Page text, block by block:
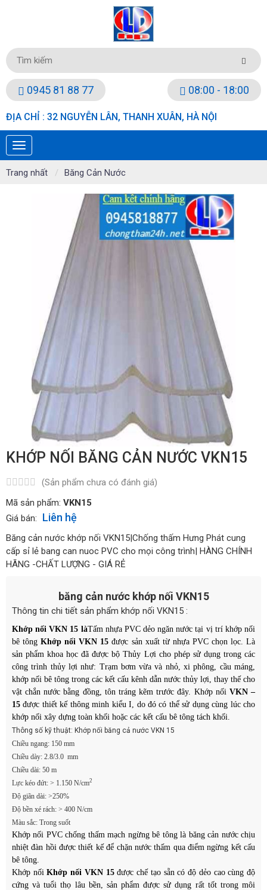
0945 81 88 77 08:00 - 18:00
ĐỊA CHỈ : 32 NGUYỄN LÂN, THANH XUÂN, HÀ NỘI
Trang nhất Băng Cản Nước
KHỚP NỐI BĂNG CẢN NƯỚC VKN15
(Sản phẩm chưa có đánh giá)
Mã sản phẩm: VKN15
Giá bán:
Liên hệ
Băng cản nước khớp nối VKN15|Chống thấm Hưng Phát cung
cấp sỉ lẻ bang can nuoc PVC cho mọi công trình| HÀNG CHÍNH
HÃNG -CHẤT LƯỢNG - GIÁ RẺ
băng cản nước khớp nối VKN15
Thông tin chi tiết sản phẩm khớp nối VKN15 :
Khớp nối VKN 15 làTấm nhựa PVC dẻo ngăn nước tại vị trí khớp nối
bê tôngKhớp nối VKN 15được sản xuất từ nhựa PVC chọn lọc. Là
sản phẩm khoa học đã được bộ Thủy Lợi cho phép sử dụng trong các
công trình thủy lợi như: Trạm bơm vừa và nhỏ, xi phông, cầu máng,
khớp nối bê tông trong các kết cấu kênh dẫn nước thủy lợi, thay thế cho
vật chắn nước bằng đồng, tôn tráng kẽm trước đây. Khớp nối VKN –
15 được thiết kế thông minh kiểu I, do đó có thể sử dụng cùng lúc cho
khớp nối xây dựng toàn khối hoặc các kết cấu bê tông tách khối.
Thông số kỹ thuật: Khớp nối băng cả nước VKN 15
Chiều ngang: 150 mm
Chiều dày: 2.8/3.0 mm
Chiều dài: 50 m
Lực kéo đứt: > 1.150 N/cm2
Độ giãn dài: >250%
Độ bền xé rách: > 400 N/cm
Màu sắc: Trong suốt
Khớp nối PVC chống thấm mạch ngừng bê tông là băng cản nước chịu
nhiệt đàn hồi được thiết kế để chặn nước thấm qua điểm ngừng kết cấu
bê tông.
Khớp nốiKhớp nối VKN 15được chế tạo sẵn có độ dẻo cao cùng độ
cứng và tuổi thọ lâu bền, sản phẩm được sử dụng rất tốt trong môi